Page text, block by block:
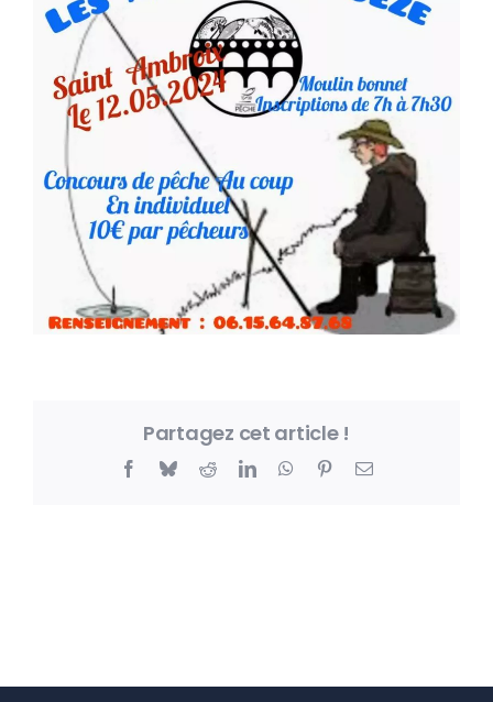
Partagez cet article !
Facebook
BlueskyRedditLinkedInWhatsApp
PinterestEmail